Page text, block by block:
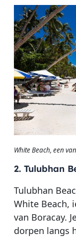
White Beach, een
2. Tulubhan
Tulubhan
White Beach,
van Boracay.
dorpen langs